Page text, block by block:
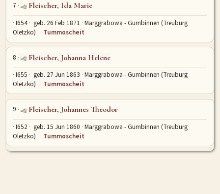
7 Fleischer, Ida Marie
I654 geb. 26 Feb 1871 Marggrabowa - Gumbinnen (Treuburg
Oletzko)
Tummoscheit
8 Fleischer, Johanna Helene
I655 geb. 27 Jun 1863 Marggrabowa - Gumbinnen (Treuburg
Oletzko)
Tummoscheit
9 Fleischer, Johannes Theodor
I652 geb. 15 Jun 1860 Marggrabowa - Gumbinnen (Treuburg
Oletzko)
Tummoscheit